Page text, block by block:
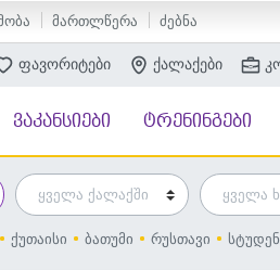
მართლწერა ძებნა
ფავორიტები ქალაქები
ვაკანსიები ტრენინგები
ქუთაისი ბათუმი რუსთავი